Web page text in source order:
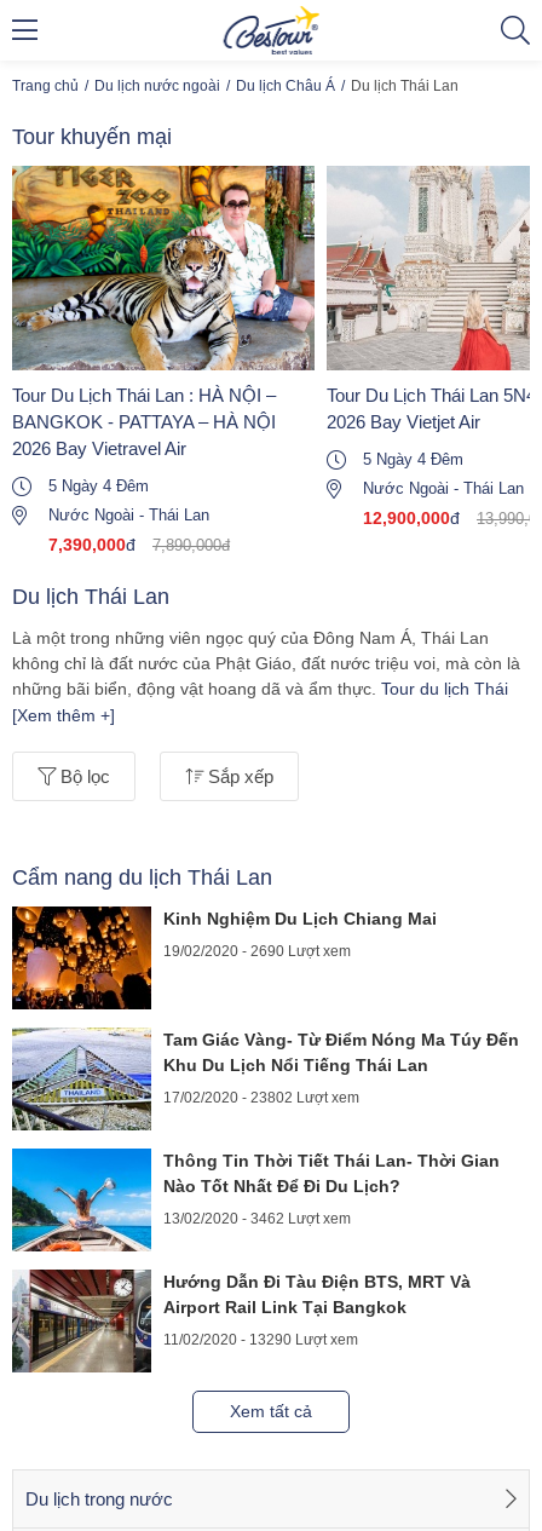
Trang chủ Du lịch nước ngoài Du lịch Châu Á Du lịch Thái Lan
Tour khuyến mại
Tour Du Lịch Thái Lan : HÀ NỘI –
BANGKOK - PATTAYA – HÀ NỘI
2026 Bay Vietravel Air
5 Ngày 4 Đêm
Nước Ngoài - Thái Lan
7,390,000đ 7,890,000đ
Tour Du Lịch Thái Lan
2026 Bay Vietjet Air
5 Ngày 4 Đêm
Nước Ngoài - Thái Lan
12,900,000đ
Du lịch Thái Lan
Là một trong những viên ngọc quý của Đông Nam Á, Thái Lan
không chỉ là đất nước của Phật Giáo, đất nước triệu voi, mà còn là
những bãi biển, động vật hoang dã và ẩm thực. Tour du lịch Thái
Lanđược tổ chức bởi Bestour sẽ
quan: hòn đảo Phuket xinh đẹp, thủ đô Bangkok sôi động, Chiang
Mai hữu tình, vịnh Phang Nga tuyệt mỹ hay những trung tâm giải trí
Tại sao nên chọn tour du lịch Thái Lan của Bestour?
Giá tốt nhấtthị trường với cùng chất lượng sản phẩm
Lịch trình tour hấp dẫn với giờ bay đẹp
hóa thời gian tham quan, mua sắm
Quà tặng hấp dẫn
Thái Cổ Truyền, Pede Show, Buffet trên tòa nhà Baiosky 84 Tầng
Bangkok
HDV nhiệt tình
nhiều kinh nghiệm, tư vấn viên chu đáo chăm
sóc 24/7
Bestour hiện đang tổ chức những tour Thái Lan nào?
Dưới đây là danh sáchtour Thái Lan
hot nhất 2022, mời các bạn
tham khảo và chọn ra tour du lịch phù hợp nhất cho bản thân và
[Xem thêm +]
Bộ lọc Sắp xếp
Cẩm nang du lịch Thái Lan
Kinh Nghiệm Du Lịch Chiang Mai
19/02/2020 - 2690 Lượt xem
Tam Giác Vàng- Từ Điểm Nóng Ma Túy Đến
Khu Du Lịch Nổi Tiếng Thái Lan
17/02/2020 - 23802 Lượt xem
Thông Tin Thời Tiết Thái Lan- Thời Gian
Nào Tốt Nhất Để Đi Du Lịch?
13/02/2020 - 3462 Lượt xem
Hướng Dẫn Đi Tàu Điện BTS, MRT Và
Airport Rail Link Tại Bangkok
11/02/2020 - 13290 Lượt xem
Xem tất cả
Du lịch trong nước